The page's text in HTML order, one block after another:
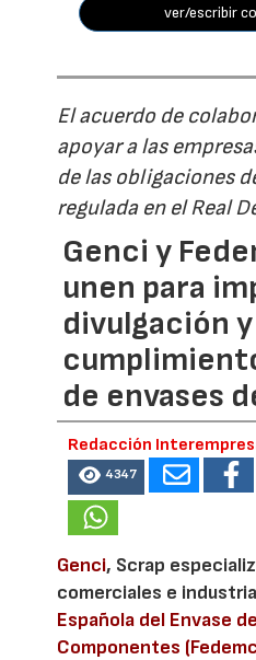
ver/escribir
El acuerdo de
apoyar a las
de las obligaciones
regulada en el Real
Genci y
unen para
divulgación
de envases
Redacción
4347
Genci, Scrap
comerciales e
Española del Envase
Componentes